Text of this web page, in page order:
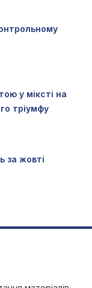
у міксті на
тріумфу
за жовті